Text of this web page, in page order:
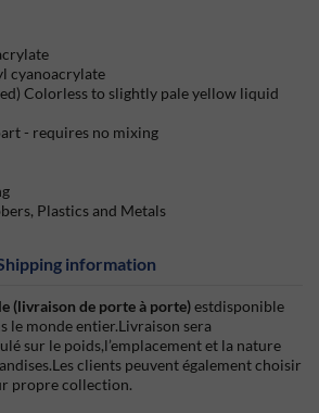
cyanoacrylate
Colorless to slightly pale yellow liquid
- requires no mixing
Plastics and Metals
information
(livraison de porte à porte)estdisponible
le monde entier.Livraison sera
sur le poids,l’emplacement et la nature
clients peuvent également choisir
propre collection.